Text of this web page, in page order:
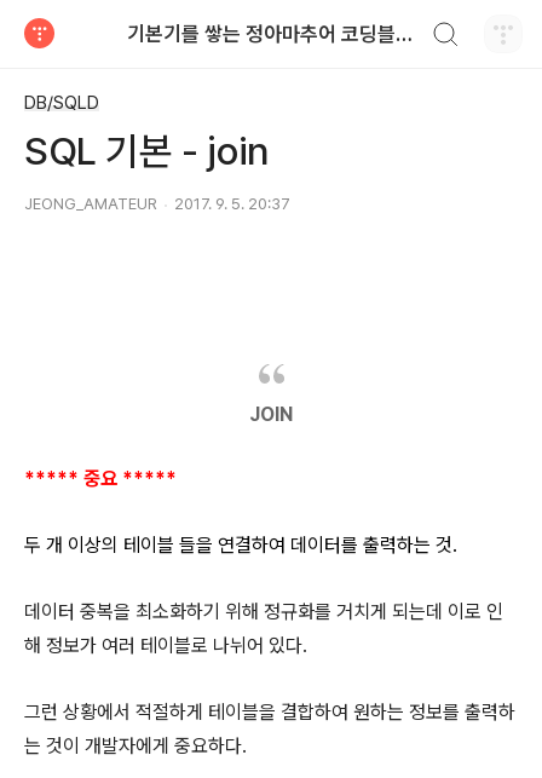
기본기를 쌓는 정아마추어 코딩블로그
DB/SQLD
SQL 기본 - join
JEONG_AMATEUR 2017. 9. 5. 20:37
JOIN
***** 중요 *****
두 개 이상의 테이블 들을 연결하여 데이터를 출력하는 것.
데이터 중복을 최소화하기 위해 정규화를 거치게 되는데 이로 인
해 정보가 여러 테이블로 나뉘어 있다.
그런 상황에서 적절하게 테이블을 결합하여 원하는 정보를 출력하
는 것이 개발자에게 중요하다.